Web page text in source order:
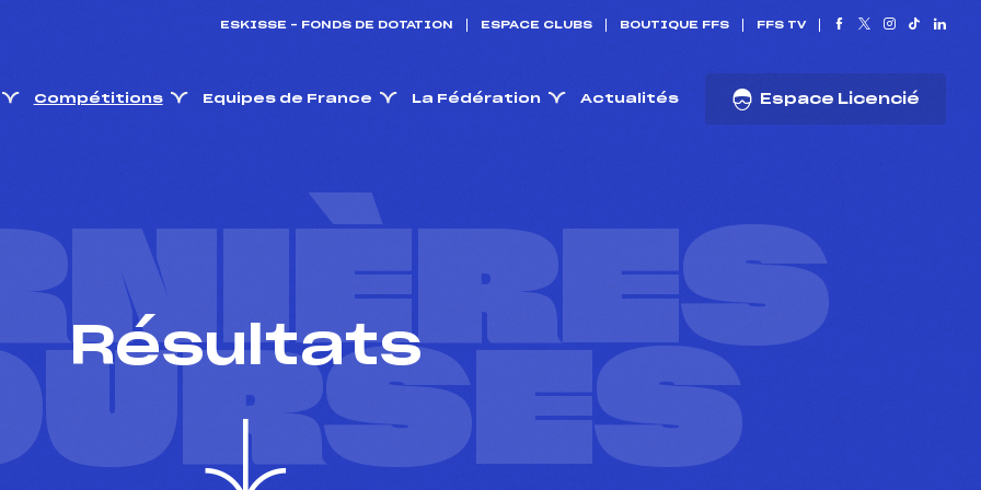
ESKISSE – FONDS DE DOTATION ESPACE CLUBS BOUTIQUE FFS FFS TV
Compétitions Equipes de France La Fédération Actualités Espace Licencié
Résultats